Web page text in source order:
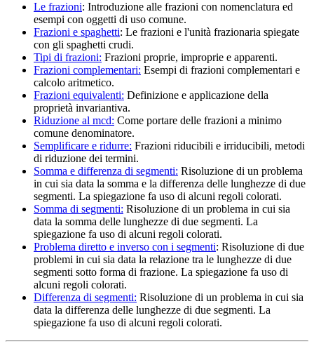
Le frazioni: Introduzione alle frazioni con nomenclatura ed
esempi con oggetti di uso comune.
Frazioni e spaghetti: Le frazioni e l'unità frazionaria spiegate
con gli spaghetti crudi.
Tipi di frazioni: Frazioni proprie, improprie e apparenti.
Frazioni complementari: Esempi di frazioni complementari e
calcolo aritmetico.
Frazioni equivalenti: Definizione e applicazione della
proprietà invariantiva.
Riduzione al mcd: Come portare delle frazioni a minimo
comune denominatore.
Semplificare e ridurre: Frazioni riducibili e irriducibili, metodi
di riduzione dei termini.
Somma e differenza di segmenti: Risoluzione di un problema
in cui sia data la somma e la differenza delle lunghezze di due
segmenti. La spiegazione fa uso di alcuni regoli colorati.
Somma di segmenti: Risoluzione di un problema in cui sia
data la somma delle lunghezze di due segmenti. La
spiegazione fa uso di alcuni regoli colorati.
Problema diretto e inverso con i segmenti: Risoluzione di due
problemi in cui sia data la relazione tra le lunghezze di due
segmenti sotto forma di frazione. La spiegazione fa uso di
alcuni regoli colorati.
Differenza di segmenti: Risoluzione di un problema in cui sia
data la differenza delle lunghezze di due segmenti. La
spiegazione fa uso di alcuni regoli colorati.